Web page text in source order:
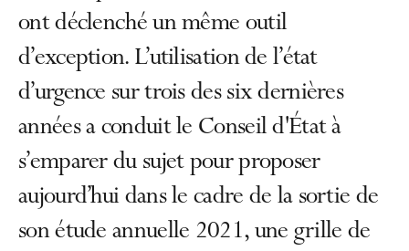
ont déclenché un même outil
d’exception. L’utilisation de l’état
d’urgence sur trois des six dernières
années a conduit le Conseil d'État à
s’emparer du sujet pour proposer
aujourd’hui dans le cadre de la sortie de
son étude annuelle 2021, une grille de